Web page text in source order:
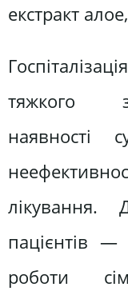
екстракт
тяжкого
наявності
лікування.
пацієнтів —
роботи